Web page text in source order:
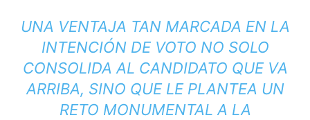
UNA VENTAJA TAN MARCADA EN LA
INTENCIÓN DE VOTO NO SOLO
CONSOLIDA AL CANDIDATO QUE VA
ARRIBA, SINO QUE LE PLANTEA UN
RETO MONUMENTAL A LA